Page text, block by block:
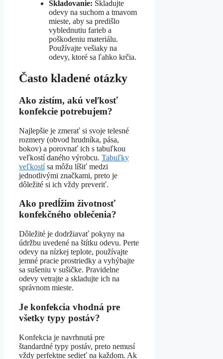
Skladovanie: Skladujte
odevy na suchom a tmavom
mieste, aby sa predišlo
vyblednutiu farieb a
poškodeniu materiálu.
Používajte vešiaky na
odevy, ktoré sa ľahko krčia.
Často kladené otázky
Ako zistím, akú veľkosť
konfekcie potrebujem?
Najlepšie je zmerať si svoje telesné
rozmery (obvod hrudníka, pása,
bokov) a porovnať ich s tabuľkou
veľkostí daného výrobcu. Tabuľky
veľkostísa môžu líšiť medzi
jednotlivými značkami, preto je
dôležité si ich vždy preveriť.
Ako predĺžim životnosť
konfekčného oblečenia?
Dôležité je dodržiavať pokyny na
údržbu uvedené na štítku odevu. Perte
odevy na nízkej teplote, používajte
jemné pracie prostriedky a vyhýbajte
sa sušeniu v sušičke. Pravidelne
odevy vetrajte a skladujte ich na
správnom mieste.
Je konfekcia vhodná pre
všetky typy postáv?
Konfekcia je navrhnutá pre
štandardné typy postáv, preto nemusí
vždy perfektne sedieť na každom. Ak